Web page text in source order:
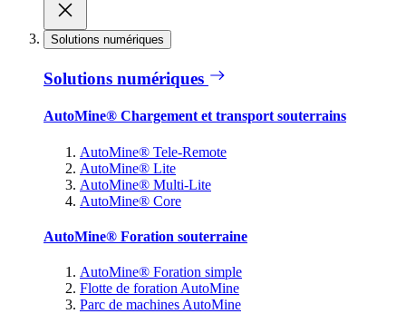
Solutions numériques
Solutions numériques
AutoMine® Chargement et transport souterrains
AutoMine® Tele-Remote
AutoMine® Lite
AutoMine® Multi-Lite
AutoMine® Core
AutoMine® Foration souterraine
AutoMine® Foration simple
Flotte de foration AutoMine
Parc de machines AutoMine